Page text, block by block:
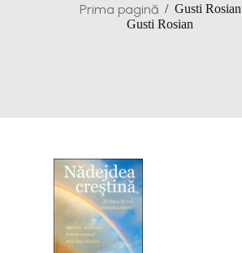
Prima pagină / Gusti Rosian
Gusti Rosian